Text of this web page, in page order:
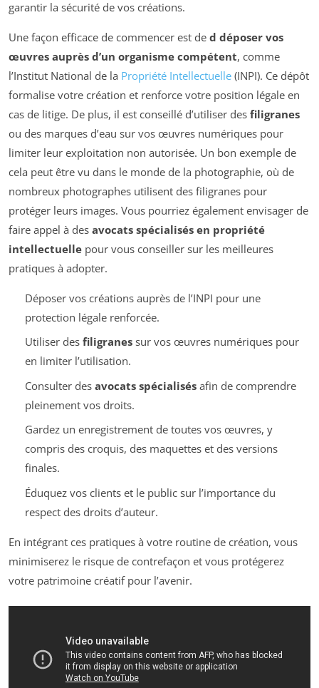
garantir la sécurité de vos créations.
Une façon efficace de commencer est de d déposer vos
œuvres auprès d’un organisme compétent, comme
l’Institut National de la Propriété Intellectuelle (INPI). Ce dépôt
formalise votre création et renforce votre position légale en
cas de litige. De plus, il est conseillé d’utiliser des filigranes
ou des marques d’eau sur vos œuvres numériques pour
limiter leur exploitation non autorisée. Un bon exemple de
cela peut être vu dans le monde de la photographie, où de
nombreux photographes utilisent des filigranes pour
protéger leurs images. Vous pourriez également envisager de
faire appel à des avocats spécialisés en propriété
intellectuelle pour vous conseiller sur les meilleures
pratiques à adopter.
Déposer vos créations auprès de l’INPI pour une
protection légale renforcée.
Utiliser des filigranessur vos œuvres numériques pour
en limiter l’utilisation.
Consulter des avocats spécialisésafin de comprendre
pleinement vos droits.
Gardez un enregistrement de toutes vos œuvres, y
compris des croquis, des maquettes et des versions
finales.
Éduquez vos clients et le public sur l’importance du
respect des droits d’auteur.
En intégrant ces pratiques à votre routine de création, vous
minimiserez le risque de contrefaçon et vous protégerez
votre patrimoine créatif pour l’avenir.